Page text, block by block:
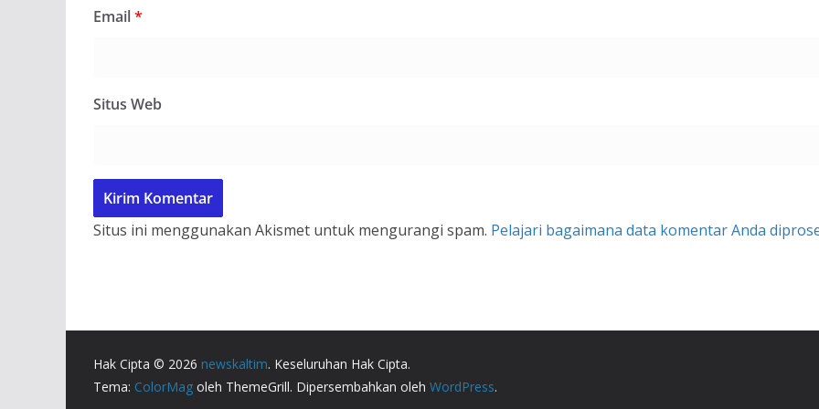
Email*
Situs Web
Situs ini menggunakan Akismet untuk mengurangi spam. Pelajari bagaimana data komentar Anda
Hak Cipta © 2026 newskaltim. Keseluruhan Hak Cipta.
Tema: ColorMag oleh ThemeGrill. Dipersembahkan oleh WordPress.